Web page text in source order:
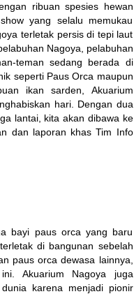
ribuan spesies hewan
yang selalu memukau
terletak persis di tepi laut
Nagoya, pelabuhan
teman sedang berada di
seperti Paus Orca maupun
ikan sarden, Akuarium
hari. Dengan dua
lantai, kita akan dibawa ke
dan laporan khas Tim Info
bayi paus orca yang baru
di bangunan sebelah
paus orca dewasa lainnya,
Akuarium Nagoya juga
karena menjadi pionir